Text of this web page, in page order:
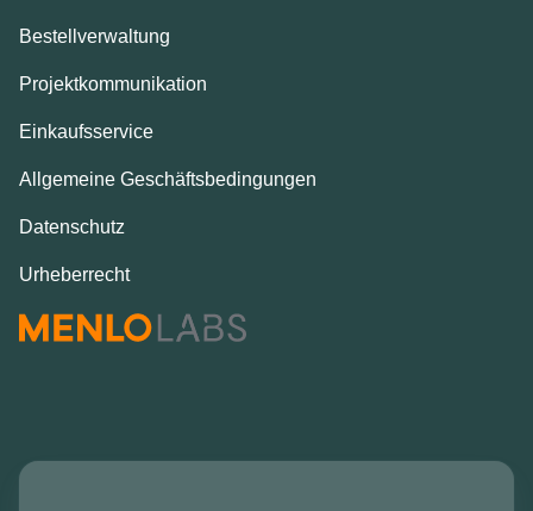
Bestellverwaltung
Projektkommunikation
Einkaufsservice
Allgemeine Geschäftsbedingungen
Datenschutz
Urheberrecht